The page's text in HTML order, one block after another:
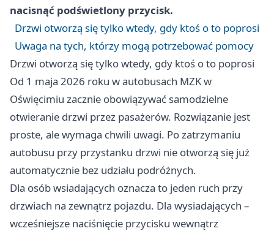
nacisnąć podświetlony przycisk.
Drzwi otworzą się tylko wtedy, gdy ktoś o to poprosi
Uwaga na tych, którzy mogą potrzebować pomocy
Drzwi otworzą się tylko wtedy, gdy ktoś o to poprosi
Od 1 maja 2026 roku w autobusach MZK w
Oświęcimiu zacznie obowiązywać samodzielne
otwieranie drzwi przez pasażerów. Rozwiązanie jest
proste, ale wymaga chwili uwagi. Po zatrzymaniu
autobusu przy przystanku drzwi nie otworzą się już
automatycznie bez udziału podróżnych.
Dla osób wsiadających oznacza to jeden ruch przy
drzwiach na zewnątrz pojazdu. Dla wysiadających –
wcześniejsze naciśnięcie przycisku wewnątrz